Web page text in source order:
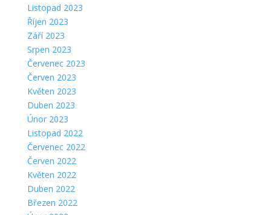
Listopad 2023
Říjen 2023
Září 2023
Srpen 2023
Červenec 2023
Červen 2023
Květen 2023
Duben 2023
Únor 2023
Listopad 2022
Červenec 2022
Červen 2022
Květen 2022
Duben 2022
Březen 2022